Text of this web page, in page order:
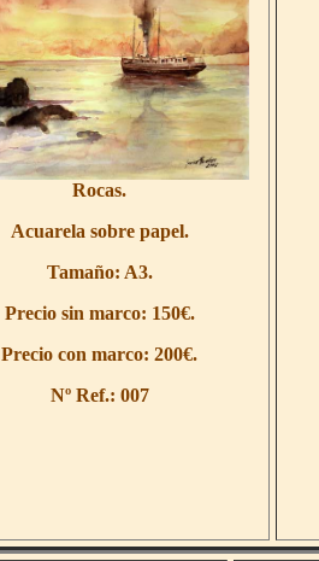
Rocas.
Acuarela sobre papel.
Tamaño: A3.
Precio sin marco: 150€.
Precio con marco: 200€.
Nº Ref.: 007